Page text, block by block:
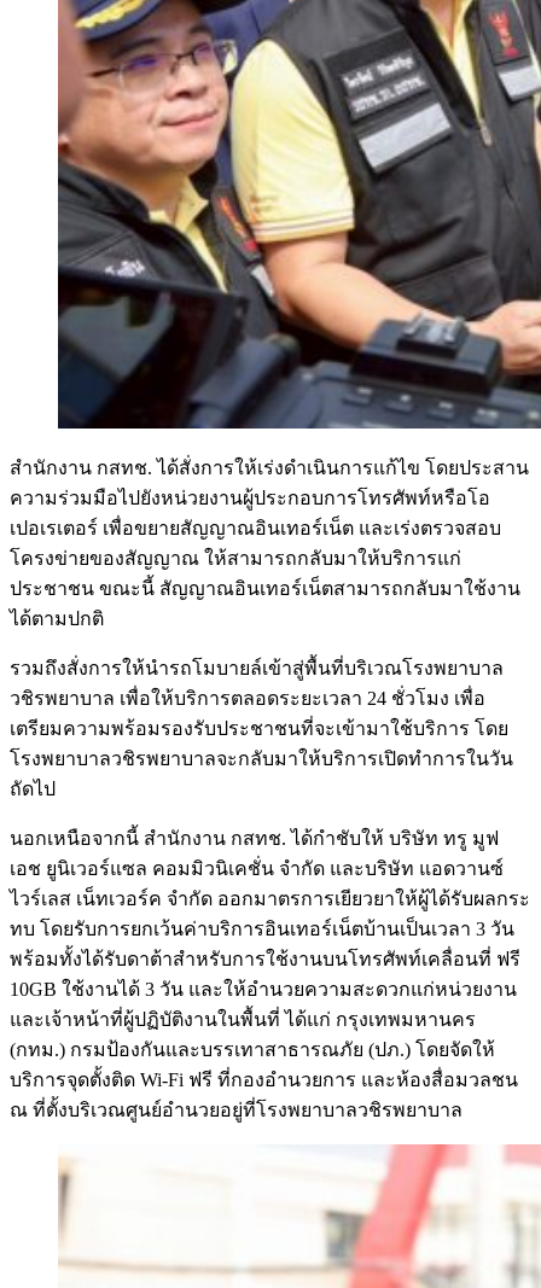
สำนักงาน กสทช. ได้สั่งการให้เร่งดำเนินการแก้ไข โดยประสาน
ความร่วมมือไปยังหน่วยงานผู้ประกอบการโทรศัพท์หรือโอ
เปอเรเตอร์ เพื่อขยายสัญญาณอินเทอร์เน็ต และเร่งตรวจสอบ
โครงข่ายของสัญญาณ ให้สามารถกลับมาให้บริการแก่
ประชาชน ขณะนี้ สัญญาณอินเทอร์เน็ตสามารถกลับมาใช้งาน
ได้ตามปกติ
รวมถึงสั่งการให้นำรถโมบายล์เข้าสู่พื้นที่บริเวณโรงพยาบาล
วชิรพยาบาล เพื่อให้บริการตลอดระยะเวลา 24 ชั่วโมง เพื่อ
เตรียมความพร้อมรองรับประชาชนที่จะเข้ามาใช้บริการ โดย
โรงพยาบาลวชิรพยาบาลจะกลับมาให้บริการเปิดทำการในวัน
ถัดไป
นอกเหนือจากนี้ สำนักงาน กสทช. ได้กำชับให้ บริษัท ทรู มูฟ
เอช ยูนิเวอร์แซล คอมมิวนิเคชั่น จำกัด และบริษัท แอดวานซ์
ไวร์เลส เน็ทเวอร์ค จำกัด ออกมาตรการเยียวยาให้ผู้ได้รับผลกระ
ทบ โดยรับการยกเว้นค่าบริการอินเทอร์เน็ตบ้านเป็นเวลา 3 วัน
พร้อมทั้งได้รับดาต้าสำหรับการใช้งานบนโทรศัพท์เคลื่อนที่ ฟรี
10GB ใช้งานได้ 3 วัน และให้อำนวยความสะดวกแก่หน่วยงาน
และเจ้าหน้าที่ผู้ปฏิบัติงานในพื้นที่ ได้แก่ กรุงเทพมหานคร
(กทม.) กรมป้องกันและบรรเทาสาธารณภัย (ปภ.) โดยจัดให้
บริการจุดตั้งติด Wi-Fi ฟรี ที่กองอำนวยการ และห้องสื่อมวลชน
ณ ที่ตั้งบริเวณศูนย์อำนวยอยู่ที่โรงพยาบาลวชิรพยาบาล